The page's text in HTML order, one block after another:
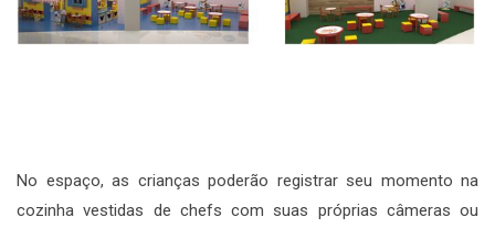
No espaço, as crianças poderão registrar seu momento na
cozinha vestidas de chefs com suas próprias câmeras ou